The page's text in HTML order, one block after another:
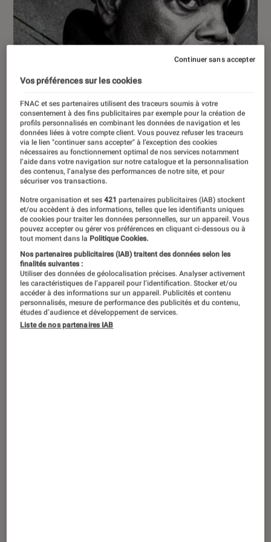
Secret Invasionrévèle une info sur les
Avengers qui pourrait tout changer
ACTU
Comics • 21 juil. 2023
Vos préférences sur les cookies
FNAC et ses partenaires utilisent des traceurs soumis à votre
consentement à des fins publicitaires par exemple pour la création de
profils personnalisés en combinant les données de navigation et les
données liées à votre compte client. Vous pouvez refuser les traceurs
via le lien "continuer sans accepter" à l’exception des cookies
nécessaires au fonctionnement optimal de nos services notamment
l’aide dans votre navigation sur notre catalogue et la personnalisation
des contenus, l’analyse des performances de notre site, et pour
sécuriser vos transactions.
Notre organisation et ses421 partenaires publicitaires (IAB) stockent
et/ou accèdent à des informations, telles que les identifiants uniques
de cookies pour traiter les données personnelles, sur un appareil. Vous
pouvez accepter ou gérer vos préférences en cliquant ci-dessous ou à
tout moment dans la Politique Cookies.
Nos partenaires publicitaires (IAB) traitent des données selon les
finalités suivantes :
Utiliser des données de géolocalisation précises. Analyser activement
les caractéristiques de l’appareil pour l’identification. Stocker et/ou
accéder à des informations sur un appareil. Publicités et contenu
personnalisés, mesure de performance des publicités et du contenu,
études d’audience et développement de services.
Liste de nos partenaires IAB
Continuer sans accepter